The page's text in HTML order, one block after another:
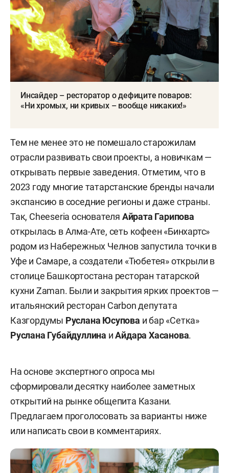
Инсайдер – ресторатор о дефиците поваров:
«Ни хромых, ни кривых – вообще никаких!»
Тем не менее это не помешало старожилам
отрасли развивать свои проекты, а новичкам —
открывать первые заведения. Отметим, что в
2023 году многие татарстанские бренды начали
экспансию в соседние регионы и даже страны.
Так, Cheeseria основателя Айрата Гарипова
открылась в Алма-Ате, сеть кофеен «Бинхартс»
родом из Набережных Челнов запустила точки в
Уфе и Самаре, а создатели «Тюбетея» открыли в
столице Башкортостана ресторан татарской
кухни Zaman. Были и закрытия ярких проектов —
итальянский ресторан Carbon депутата
Казгордумы Руслана Юсупова и бар «Сетка»
Руслана Губайдуллина иАйдара Хасанова.
На основе экспертного опроса мы
сформировали десятку наиболее заметных
открытий на рынке общепита Казани.
Предлагаем проголосовать за варианты ниже
или написать свои в комментариях.